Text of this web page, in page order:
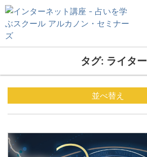
タグ: ライター
並べ替え